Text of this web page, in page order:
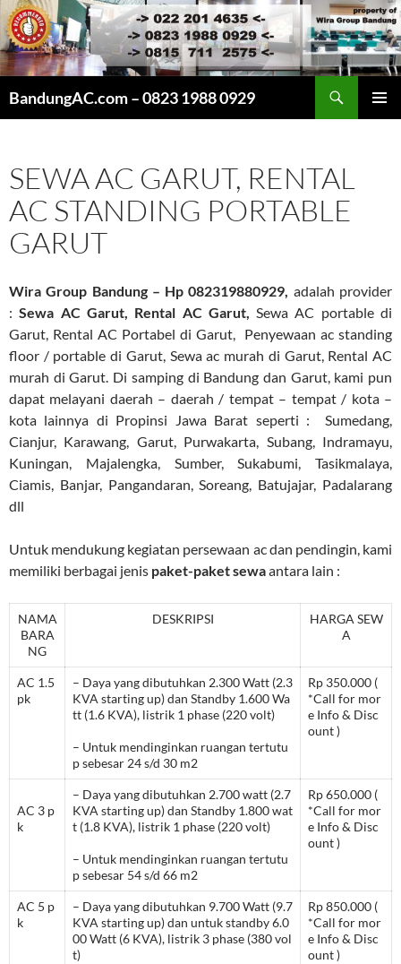
BandungAC.com – 0823 1988 0929
SEWA AC GARUT, RENTAL
AC STANDING PORTABLE
GARUT
Wira Group Bandung – Hp 082319880929, adalah provider
: Sewa AC Garut, Rental AC Garut, Sewa AC portable di
Garut, Rental AC Portabel di Garut, Penyewaan ac standing
floor / portable di Garut, Sewa ac murah di Garut, Rental AC
murah di Garut. Di samping di Bandung dan Garut, kami pun
dapat melayani daerah – daerah / tempat – tempat / kota –
kota lainnya di Propinsi Jawa Barat seperti : Sumedang,
Cianjur, Karawang, Garut, Purwakarta, Subang, Indramayu,
Kuningan, Majalengka, Sumber, Sukabumi, Tasikmalaya,
Ciamis, Banjar, Pangandaran, Soreang, Batujajar, Padalarang
dll
Untuk mendukung kegiatan persewaan ac dan pendingin, kami
memiliki berbagai jenis paket-paket sewaantara lain :
NAMA
BARA
NG
DESKRIPSI
HARGA SEW
A
AC 1.5
pk
– Daya yang dibutuhkan 2.300 Watt (2.3
KVA starting up) dan Standby 1.600 Wa
tt (1.6 KVA), listrik 1 phase (220 volt)
– Untuk mendinginkan ruangan tertutu
p sebesar 24 s/d 30 m2
Rp 350.000 (
*Call for mor
e Info & Disc
ount )
AC 3 p
k
– Daya yang dibutuhkan 2.700 watt (2.7
KVA starting up) dan Standby 1.800 wat
t (1.8 KVA), listrik 1 phase (220 volt)
– Untuk mendinginkan ruangan tertutu
p sebesar 54 s/d 66 m2
Rp 650.000 (
*Call for mor
e Info & Disc
ount )
AC 5 p
k
– Daya yang dibutuhkan 9.700 Watt (9.7
KVA starting up) dan untuk standby 6.0
00 Watt (6 KVA), listrik 3 phase (380 vol
t)
Rp 850.000 (
*Call for mor
e Info & Disc
ount )